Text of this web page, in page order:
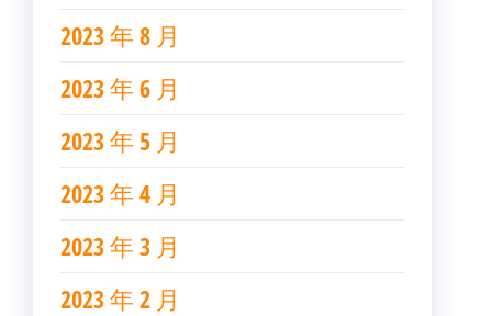
2023 年 8 月
2023 年 6 月
2023 年 5 月
2023 年 4 月
2023 年 3 月
2023 年 2 月